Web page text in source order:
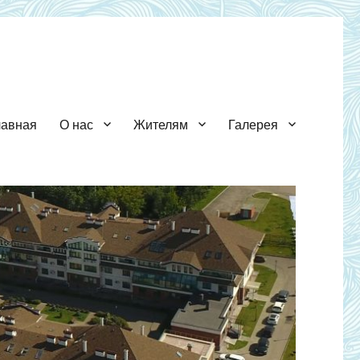
О нас Жителям Галерея